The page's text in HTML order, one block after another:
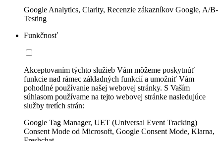
Google Analytics, Clarity, Recenzie zákazníkov Google, A/B-
Testing
Funkčnosť
Akceptovaním týchto služieb Vám môžeme poskytnúť
funkcie nad rámec základných funkcií a umožniť Vám
pohodlné používanie našej webovej stránky. S Vaším
súhlasom používame na tejto webovej stránke nasledujúce
služby tretích strán:
Google Tag Manager, UET (Universal Event Tracking)
Consent Mode od Microsoft, Google Consent Mode, Klarna,